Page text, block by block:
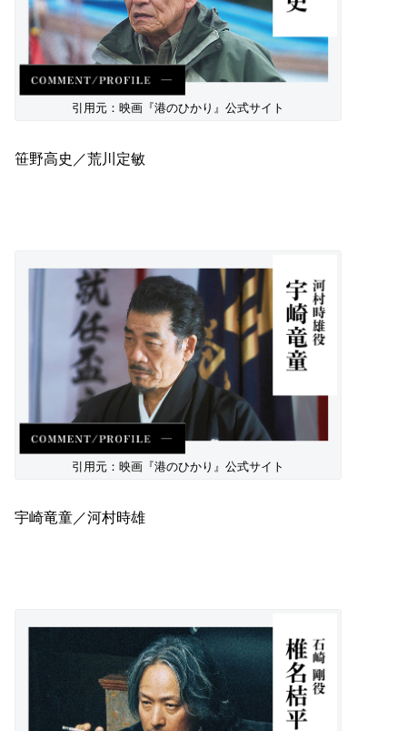
引用元：映画『港のひかり』公式サイト
笹野高史／荒川定敏
引用元：映画『港のひかり』公式サイト
宇崎竜童／河村時雄